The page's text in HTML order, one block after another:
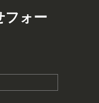
フォー